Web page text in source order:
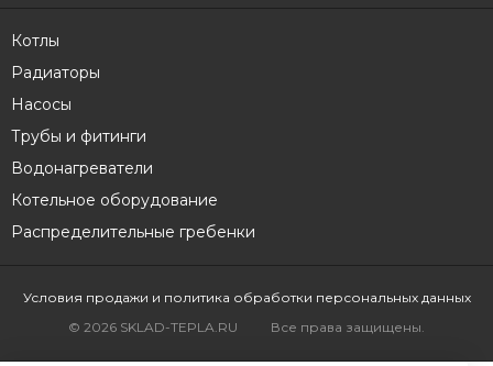
Котлы
Радиаторы
Насосы
Трубы и фитинги
Водонагреватели
Котельное оборудование
Распределительные гребенки
Условия продажи и политика обработки персональных данных
© 2026 SKLAD-TEPLA.RU
Все права защищены.